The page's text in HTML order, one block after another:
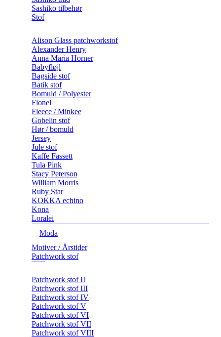
Sashiko tilbehør
Stof
Alison Glass patchworkstof
Alexander Henry
Anna Maria Horner
Babyfløjl
Bagside stof
Batik stof
Bomuld / Polyester
Flonel
Fleece / Minkee
Gobelin stof
Hør / bomuld
Jersey
Jule stof
Kaffe Fassett
Tula Pink
Stacy Peterson
William Morris
Ruby Star
KOKKA echino
Kona
Loralei
Moda
Motiver / Årstider
Patchwork stof
Patchwork stof II
Patchwork stof III
Patchwork stof IV
Patchwork stof V
Patchwork stof VI
Patchwork stof VII
Patchwork stof VIII